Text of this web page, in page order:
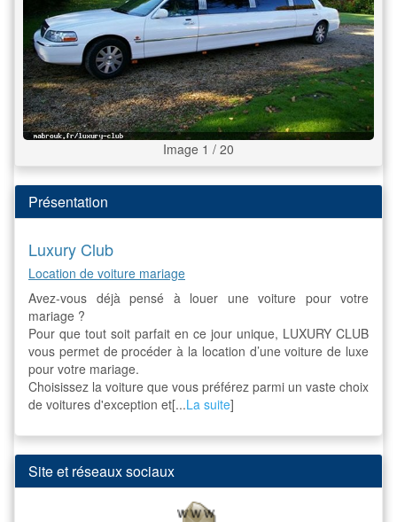
Image 1 / 20
Présentation
Luxury Club
Location de voiture mariage
Avez-vous déjà pensé à louer une voiture pour votre
mariage ?
Pour que tout soit parfait en ce jour unique, LUXURY CLUB
vous permet de procéder à la location d’une voiture de luxe
pour votre mariage.
Choisissez la voiture que vous préférez parmi un vaste choix
de voitures d'exception et[...La suite]
Site et réseaux sociaux